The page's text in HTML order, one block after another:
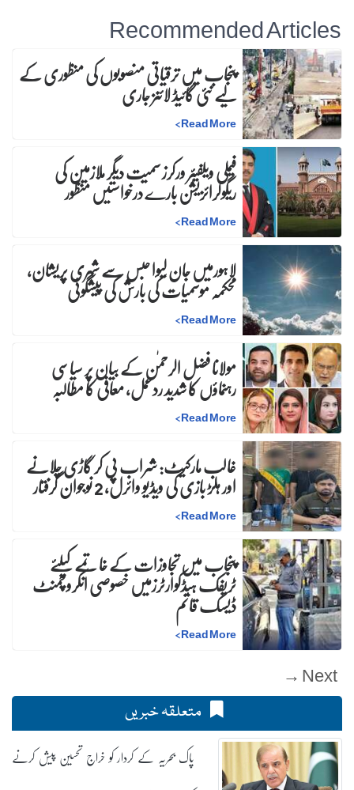
Recommended Articles
پنجاب میں ترقیاتی منصوبوں کی منظوری کے
لیے نئی گائیڈ لائنز جاری
Read More
>
فیملی ویلفیئر ورکرز سمیت دیگر ملازمین کی
ریگولرائزیشن بارے درخواستیں منظور
Read More
>
لاہورمیں جان لیوا حبس سے شہری پریشان،
محکمہ موسمیات کی بارش کی پیشگوئی
Read More
>
مولانا فضل الرحمٰن کے بیان پر سیاسی
رہنماؤں کا شدید ردعمل، معافی کا مطالبہ
Read More
>
غالب مارکیٹ: شراب پی کر گاڑی چلانے
اور ہلڑ بازی کی ویڈیو وائرل، 2 نوجوان گرفتار
Read More
>
پنجاب میں تجاوزات کے خاتمے کیلئے
ٹریفک ہیڈکوارٹرزمیں خصوصی انکروچمنٹ
ڈیسک قائم
Read More
>
Next →
متعلقہ خبریں
پاک بحریہ کے کردار کو خراج تحسین پیش کرنے